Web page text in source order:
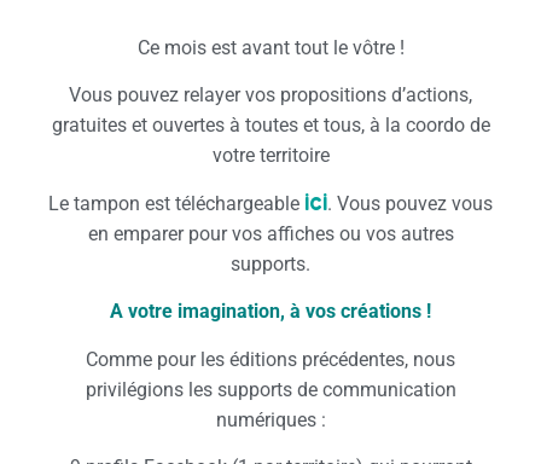
Ce mois est avant tout le vôtre !
Vous pouvez relayer vos propositions d’actions,
gratuites et ouvertes à toutes et tous, à la coordo de
votre territoire
Le tampon est téléchargeable ici. Vous pouvez vous
en emparer pour vos affiches ou vos autres
supports.
A votre imagination, à vos créations !
Comme pour les éditions précédentes, nous
privilégions les supports de communication
numériques :